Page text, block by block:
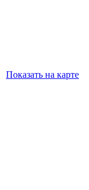
Показать на карте